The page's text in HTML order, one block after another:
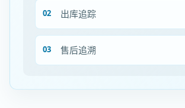
出库追踪
售后追溯